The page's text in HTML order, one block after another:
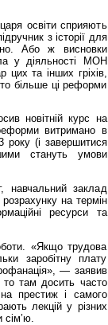
освіти сприяють
з історії для
Або ж висновки
у діяльності МОН
та інших гріхів,
більше ці реформи
новітній курс на
витримано в
року (і завершитися
стануть умови
навчальний заклад
на термін
ресурси та
«Якщо трудова
заробітну плату
— заявив
то там досить часто
престиж і самого
лекцій у різних